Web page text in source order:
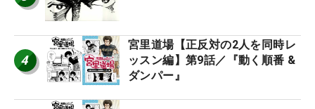
4
宮里道場【正反対の2人を同時レ
ッスン編】第9話／『動く順番 &
ダンパー』